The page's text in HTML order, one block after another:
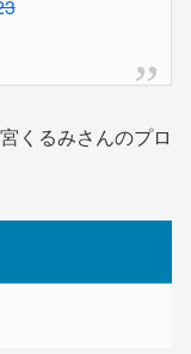
くるみさんのプロ